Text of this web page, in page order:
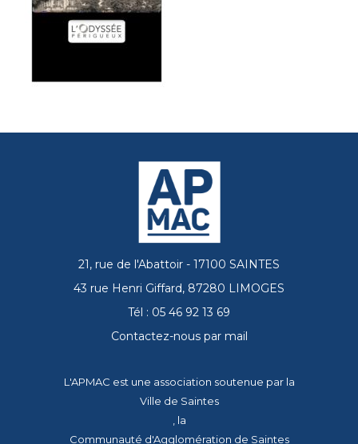
21, rue de l'Abattoir - 17100 SAINTES
43 rue Henri Giffard, 87280 LIMOGES
Tél : 05 46 92 13 69
Contactez-nous par mail
L'APMAC est une association soutenue par la
Ville de Saintes
, la
Communauté d'Agglomération de Saintes